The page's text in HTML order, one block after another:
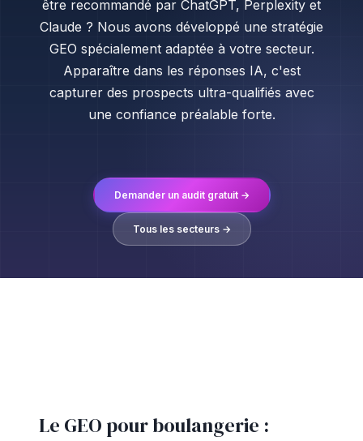
être recommandé par ChatGPT, Perplexity et
Claude ? Nous avons développé une stratégie
GEO spécialement adaptée à votre secteur.
Apparaître dans les réponses IA, c'est
capturer des prospects ultra-qualifiés avec
une confiance préalable forte.
Demander un audit gratuit →
Tous les secteurs →
Le GEO pour boulangerie :